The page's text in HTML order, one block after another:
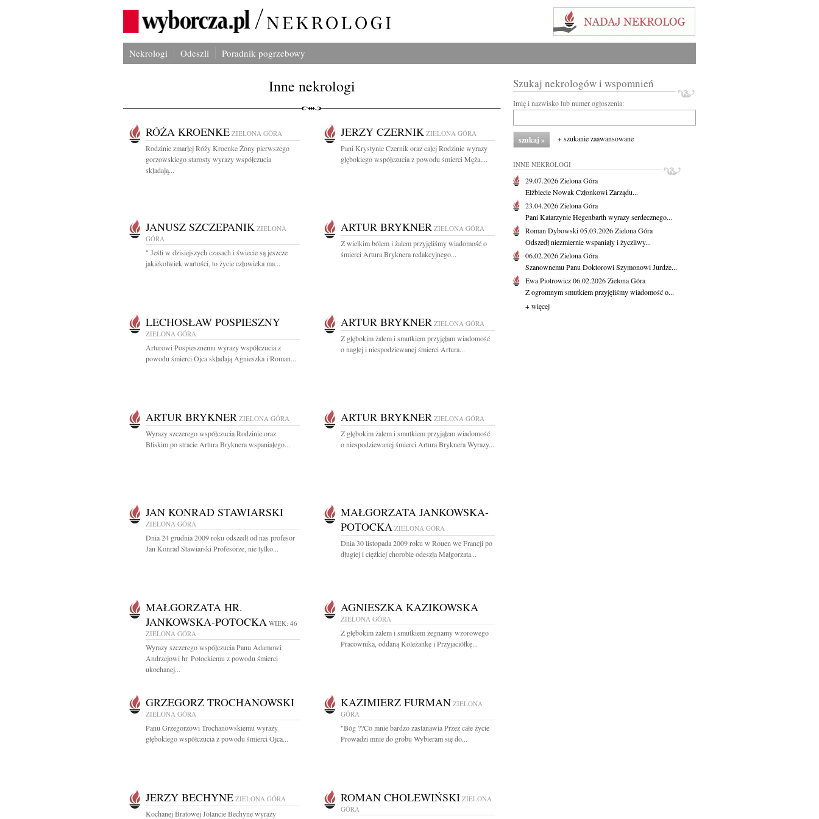
Nekrologi Odeszli Poradnik pogrzebowy
Inne nekrologi
RÓŻA KROENKE ZIELONA GÓRA
Rodzinie zmarłej Róży Kroenke Żony pierwszego
gorzowskiego starosty wyrazy współczucia
składają...
JERZY CZERNIK ZIELONA GÓRA
Pani Krystynie Czernik oraz całej Rodzinie wyrazy
głębokiego współczucia z powodu śmierci Męża,...
JANUSZ SZCZEPANIK ZIELONA
GÓRA
" Jeśli w dzisiejszych czasach i świecie są jeszcze
jakiekolwiek wartości, to życie człowieka ma...
ARTUR BRYKNER ZIELONA GÓRA
Z wielkim bólem i żalem przyjęliśmy wiadomość o
śmierci Artura Bryknera redakcyjnego...
LECHOSŁAW POSPIESZNY
ZIELONA GÓRA
Arturowi Pospiesznemu wyrazy współczucia z
powodu śmierci Ojca składają Agnieszka i Roman...
ARTUR BRYKNER ZIELONA GÓRA
Z głębokim żalem i smutkiem przyjęłam wiadomość
o nagłej i niespodziewanej śmierci Artura...
ARTUR BRYKNER ZIELONA GÓRA
Wyrazy szczerego współczucia Rodzinie oraz
Bliskim po stracie Artura Bryknera wspaniałego...
ARTUR BRYKNER ZIELONA GÓRA
Z głębokim żalem i smutkiem przyjąłem wiadomość
o niespodziewanej śmierci Artura Bryknera Wyrazy...
JAN KONRAD STAWIARSKI
ZIELONA GÓRA
Dnia 24 grudnia 2009 roku odszedł od nas profesor
Jan Konrad Stawiarski Profesorze, nie tylko...
MAŁGORZATA JANKOWSKA-
POTOCKA ZIELONA GÓRA
Dnia 30 listopada 2009 roku w Rouen we Francji po
długiej i ciężkiej chorobie odeszła Małgorzata...
MAŁGORZATA HR.
JANKOWSKA-POTOCKA WIEK: 46
ZIELONA GÓRA
Wyrazy szczerego współczucia Panu Adamowi
Andrzejowi hr. Potockiemu z powodu śmierci
ukochanej...
AGNIESZKA KAZIKOWSKA
ZIELONA GÓRA
Z głębokim żalem i smutkiem żegnamy wzorowego
Pracownika, oddaną Koleżankę i Przyjaciółkę...
GRZEGORZ TROCHANOWSKI
ZIELONA GÓRA
Panu Grzegorzowi Trochanowskiemu wyrazy
głębokiego współczucia z powodu śmierci Ojca...
KAZIMIERZ FURMAN ZIELONA
GÓRA
"Bóg ??Co mnie bardzo zastanawia Przez całe życie
Prowadzi mnie do grobu Wybieram się do...
JERZY BECHYNE ZIELONA GÓRA
Kochanej Bratowej Jolancie Bechyne wyrazy
ROMAN CHOLEWIŃSKI ZIELONA
GÓRA
Szukaj nekrologów i wspomnień
Imię i nazwisko lub numer ogłoszenia:
+ szukanie zaawansowane
INNE NEKROLOGI
29.07.2026Zielona Góra
Elżbiecie Nowak Członkowi Zarządu...
23.04.2026Zielona Góra
Pani Katarzynie Hegenbarth wyrazy serdecznego...
Roman Dybowski05.03.2026Zielona Góra
Odszedł niezmiernie wspaniały i życzliwy...
06.02.2026Zielona Góra
Szanownemu Panu Doktorowi Szymonowi Jurdze...
Ewa Piotrowicz06.02.2026Zielona Góra
Z ogromnym smutkiem przyjęliśmy wiadomość o...
+ więcej